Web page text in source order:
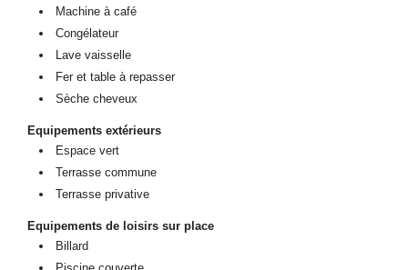
Machine à café
Congélateur
Lave vaisselle
Fer et table à repasser
Sèche cheveux
Equipements extérieurs
Espace vert
Terrasse commune
Terrasse privative
Equipements de loisirs sur place
Billard
Piscine couverte